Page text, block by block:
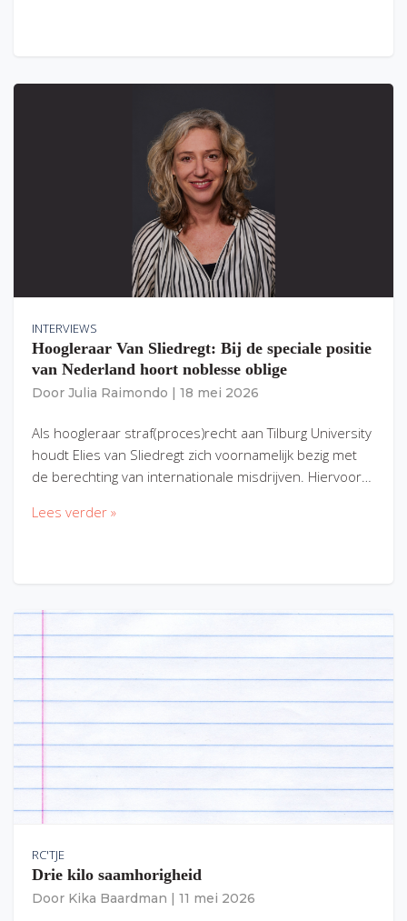
INTERVIEWS
Hoogleraar Van Sliedregt: Bij de speciale positie
van Nederland hoort noblesse oblige
Door Julia Raimondo 18 mei 2026
Als hoogleraar straf(proces)recht aan Tilburg University
houdt Elies van Sliedregt zich voornamelijk bezig met
de berechting van internationale misdrijven. Hiervoor…
Lees verder »
RC'TJE
Drie kilo saamhorigheid
Door Kika Baardman 11 mei 2026